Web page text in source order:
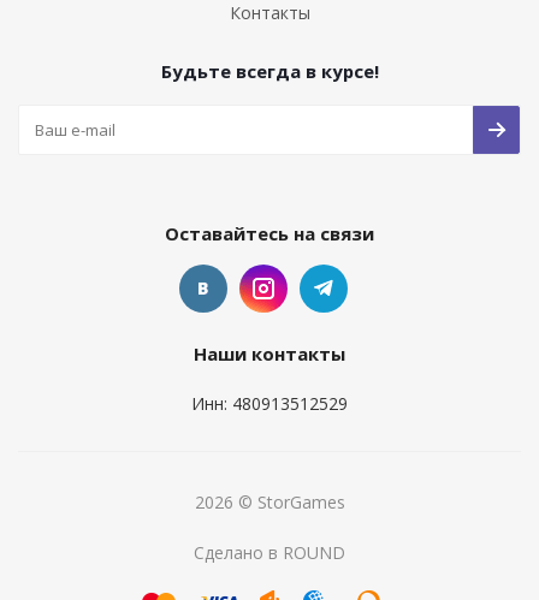
Контакты
Будьте всегда в курсе!
Оставайтесь на связи
Наши контакты
Инн: 480913512529
2026 © StorGames
Сделано в ROUND